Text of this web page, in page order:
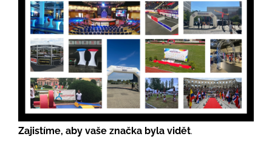
Chcete být vidět?
Podívejte se do sekce brandingu...
Zajistíme, aby vaše značka byla vidět.